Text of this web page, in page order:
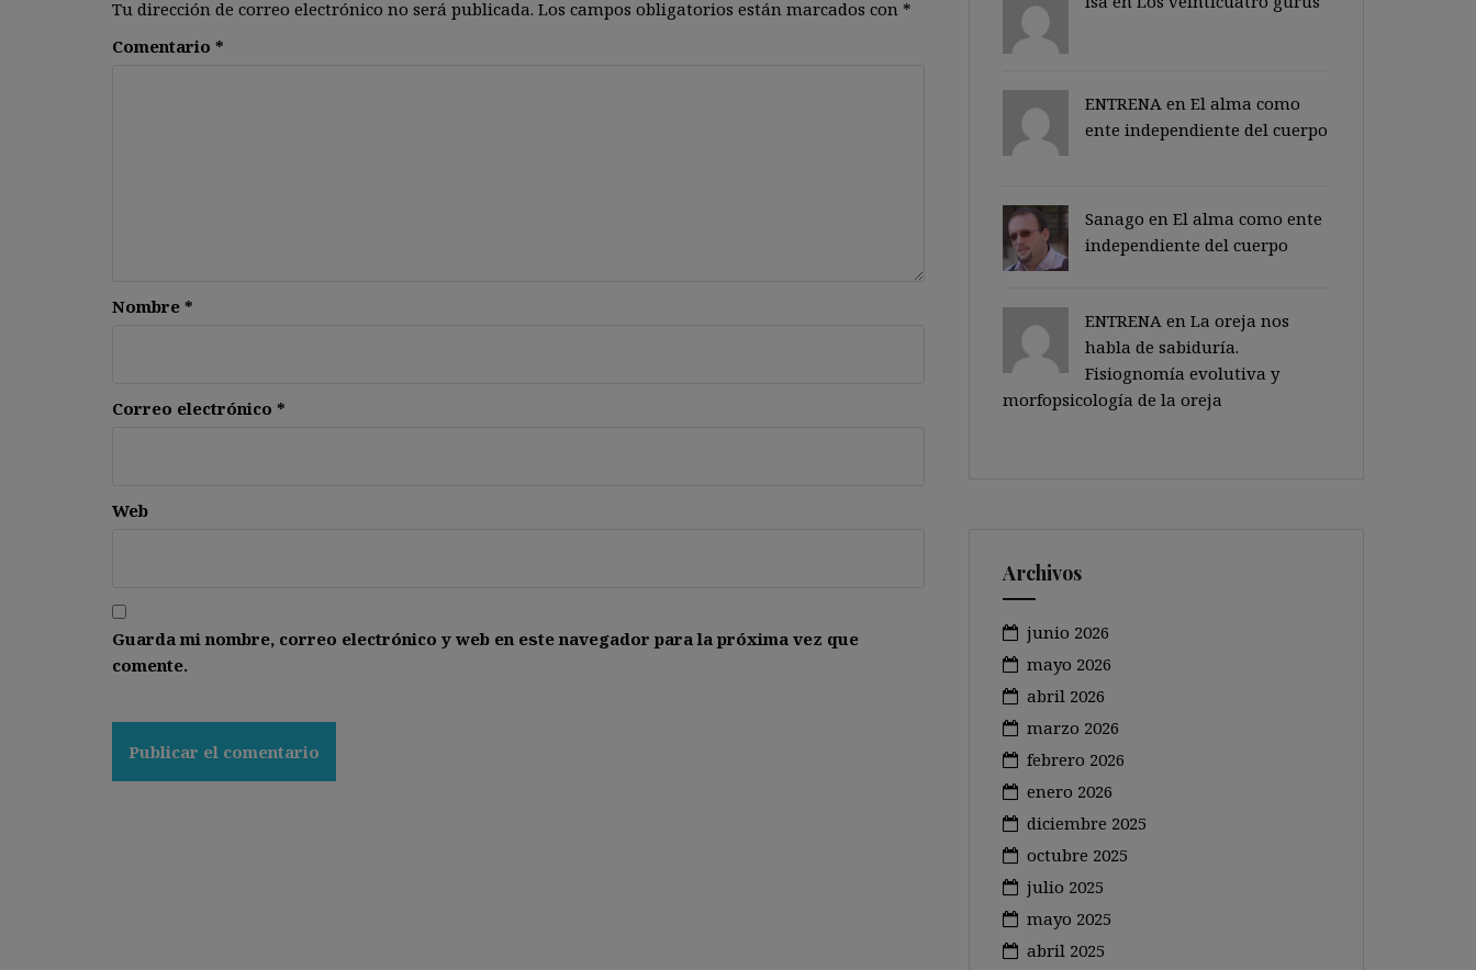
Tu dirección de correo electrónico no será publicada. Los campos obligatorios están marcados con *
Comentario *
Nombre *
Correo electrónico *
Web
Guarda mi nombre, correo electrónico y web en este navegador para la próxima vez que
comente.
ENTRENA en El alma como
ente independiente del cuerpo
Sanago en El alma como ente
independiente del cuerpo
ENTRENA en La oreja nos
habla de sabiduría.
Fisiognomía evolutiva y
morfopsicología de la oreja
Archivos
junio 2026
mayo 2026
abril 2026
marzo 2026
febrero 2026
enero 2026
diciembre 2025
octubre 2025
julio 2025
mayo 2025
abril 2025